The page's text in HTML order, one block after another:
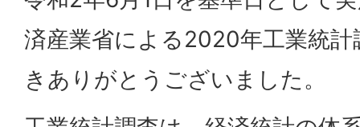
済産業省による2020年工業統
きありがとうございました。